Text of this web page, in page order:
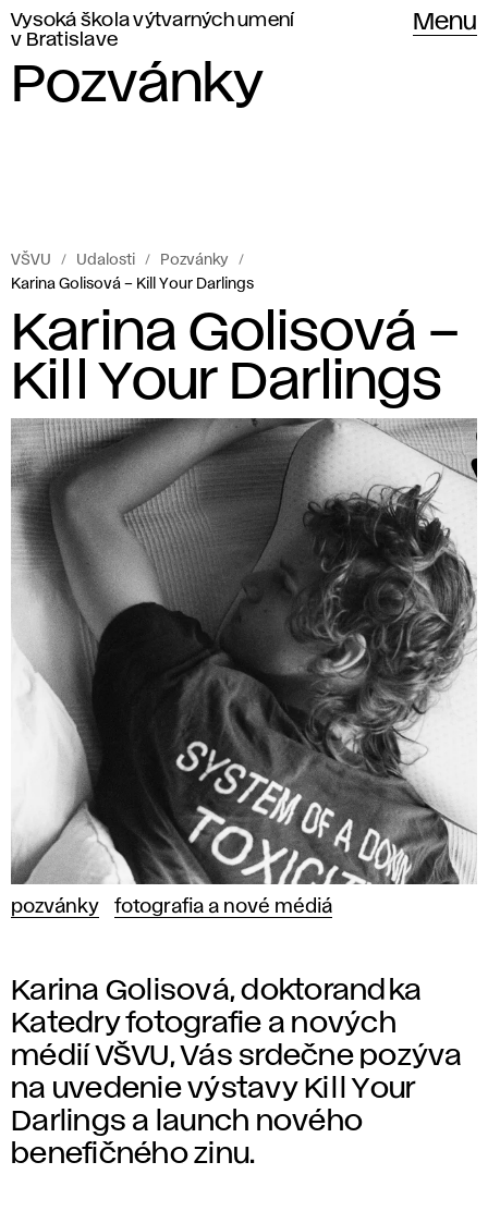
Vysoká škola výtvarných umení
v Bratislave
Menu
Pozvánky
VŠVU Udalosti
Pozvánky
Karina Golisová – Kill Your Darlings
Karina Golisová –
Kill Your Darlings
pozvánky fotografia a nové médiá
Karina Golisová, doktorandka
Katedry fotografie a nových
médií VŠVU, Vás srdečne pozýva
na uvedenie výstavy Kill Your
Darlings a launch nového
benefičného zinu.